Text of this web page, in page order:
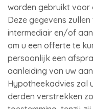
worden gebruikt voor
Deze gegevens
intermediair en/of
om u een offerte te
persoonlijk een
aanleiding van uw
Hypotheekadvies zal
derden verstrekken